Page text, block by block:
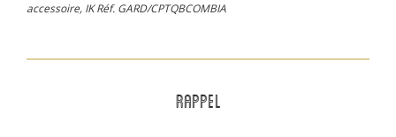
accessoire, IK Réf. GARD/CPTQBCOMBIA
RAPPEL